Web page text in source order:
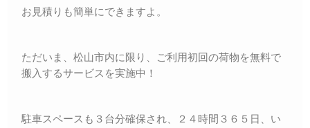
お見積りも簡単にできますよ。
ただいま、松山市内に限り、ご利用初回の荷物を無料で
搬入するサービスを実施中！
駐車スペースも３台分確保され、２４時間３６５日、い